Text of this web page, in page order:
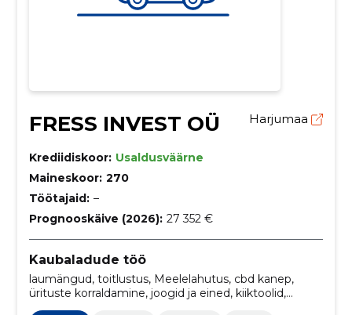
FRESS INVEST OÜ Harjumaa
Krediidiskoor: Usaldusväärne
Maineskoor: 270
Töötajaid: –
Prognooskäive (2026): 27 352 €
Kaubaladude töö
laumängud, toitlustus, Meelelahutus, cbd kanep,
ürituste korraldamine, joogid ja eined, kiiktoolid,